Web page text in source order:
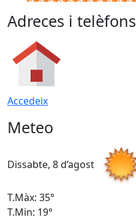
Adreces i telèfons
Accedeix
Meteo
Dissabte, 8 d’agost
T.Màx: 35°
T.Min: 19°